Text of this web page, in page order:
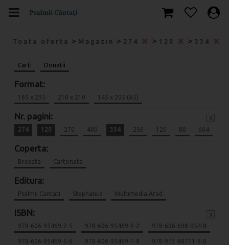
Toata oferta > Magazin > 274 > 120 > 334
Carti Donatii
Format:
165 x 235 210 x 210 145 x 205 (A5)
Nr. pagini:
274 120 270 400 334 256 120 80 664
Coperta:
Brosata Cartonata
Editura:
Psalmii Cantati Stephanus Multimedia Arad
ISBN:
978-606-95469-2-5 978-606-95469-3-2 978-606-698-054-8
978-606-95469-5-6 978-606-95469-1-8 978-973-88771-6-0